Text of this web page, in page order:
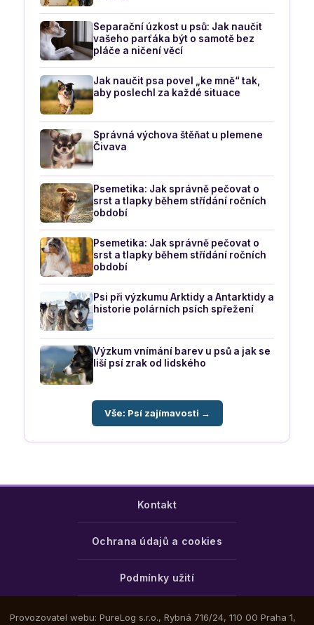
Separační úzkost u psů: Jak naučit
vašeho parťáka být o samotě bez
pláče a ničení věcí
Jak naučit psa povel „ke mně“ tak,
aby poslechl za každé situace
Správná výchova štěňat u plemene
Čivava
Psemetika: Jak správně pečovat o
srst a tlapky během střídání ročních
období
Psemetika: Jak správně pečovat o
srst a tlapky během střídání ročních
období
Psi při výzkumu Arktidy a Antarktidy a
historie polárních psích spřežení
Výzkum vnímání barev u psů a jak se
liší psí zrak od lidského
Vše: Psí zajímavosti →
Kontakt
Ochrana údajů a cookies
Podmínky užití
Provozovatel webu: PureLog s.r.o., Rybná 716/24, 110 00 Praha 1,